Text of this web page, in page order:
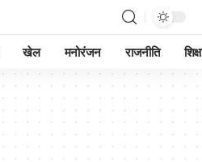
खेल मनोरंजन राजनीति